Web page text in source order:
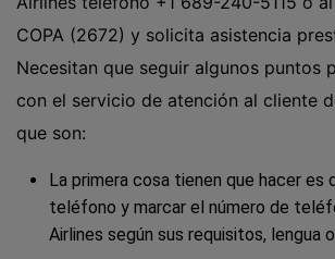
COPA (2672) y solicita asistencia
Necesitan que seguir algunos puntos
con el servicio de atención al cliente
que son:
La primera cosa tienen que hacer es
teléfono y marcar el número de
Airlines según sus requisitos, lengua